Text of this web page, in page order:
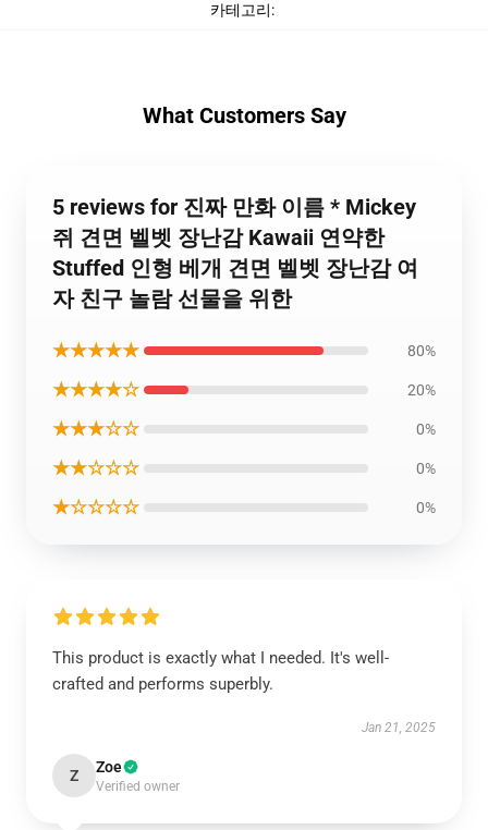
카테고리:
What Customers Say
5 reviews for 진짜 만화 이름 * Mickey
쥐 견면 벨벳 장난감 Kawaii 연약한
Stuffed 인형 베개 견면 벨벳 장난감 여
자 친구 놀람 선물을 위한
★★★★★ 80%
★★★★☆ 20%
★★★☆☆ 0%
★★☆☆☆ 0%
★☆☆☆☆ 0%
This product is exactly what I needed. It's well-
crafted and performs superbly.
Jan 21, 2025
Z Zoe
Verified owner